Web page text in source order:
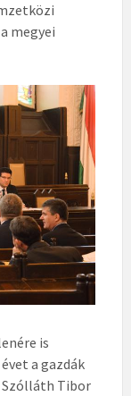
megyei
is
a gazdák
Szólláth Tibor